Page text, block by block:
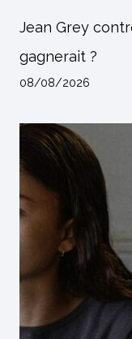
Jean Grey
gagnerait ?
08/08/2026